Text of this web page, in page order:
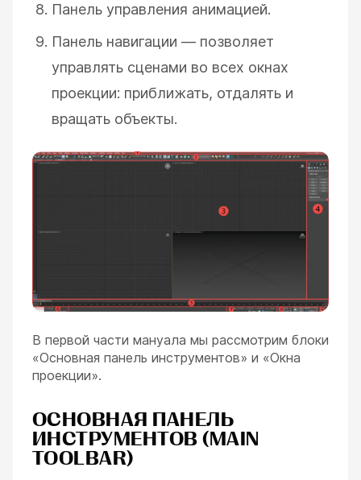
Панель управления анимацией.
Панель навигации — позволяет
управлять сценами во всех окнах
проекции: приближать, отдалять и
вращать объекты.
В первой части мануала мы рассмотрим блоки
«Основная панель инструментов» и «Окна
проекции».
ОСНОВНАЯ ПАНЕЛЬ
ИНСТРУМЕНТОВ (MAIN
TOOLBAR)